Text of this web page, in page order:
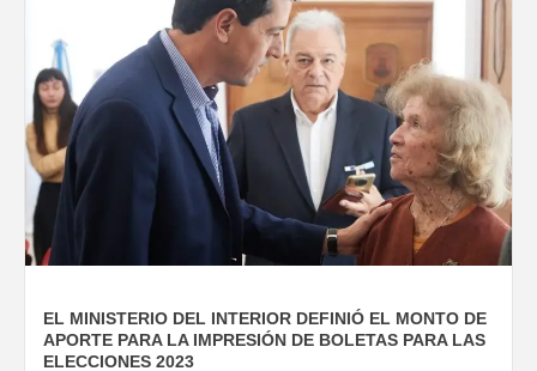
EL MINISTERIO DEL INTERIOR DEFINIÓ EL MONTO DE
APORTE PARA LA IMPRESIÓN DE BOLETAS PARA LAS
ELECCIONES 2023